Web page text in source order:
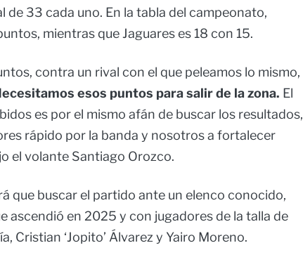
de 33 cada uno. En la tabla del campeonato,
mientras que Jaguares es 18 con 15.
contra un rival con el que peleamos lo mismo,
esos puntos para salir de la zona. El
es por el mismo afán de buscar los resultados,
rápido por la banda y nosotros a fortalecer
el volante Santiago Orozco.
que buscar el partido ante un elenco conocido,
ascendió en 2025 y con jugadores de la talla de
Cristian ‘Jopito’ Álvarez y Yairo Moreno.